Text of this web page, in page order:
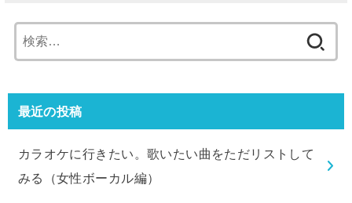
索:
最近の投稿
カラオケに行きたい。歌いたい曲をただリストして
みる（女性ボーカル編）